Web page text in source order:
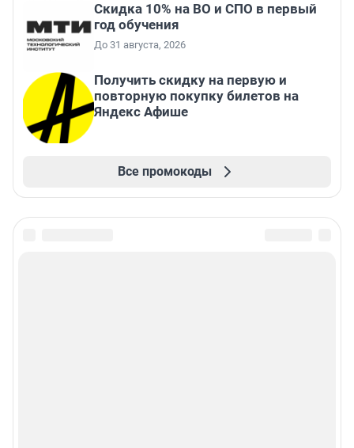
Скидка 10% на ВО и СПО в первый
год обучения
До 31 августа, 2026
Получить скидку на первую и
повторную покупку билетов на
Яндекс Афише
Все промокоды